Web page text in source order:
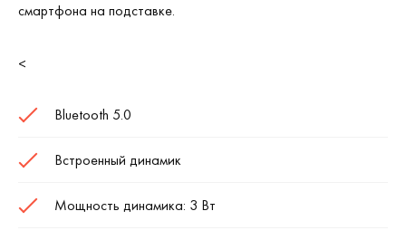
смартфона на подставке.
<
Bluetooth 5.0
Встроенный динамик
Мощность динамика: 3 Вт